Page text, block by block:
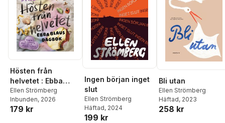
Hösten från
helvetet : Ebba
Blaus dagbok
Ellen Strömberg
Inbunden, 2026
179 kr
Ingen början inget
slut
Ellen Strömberg
Häftad, 2024
199 kr
Bli utan
Ellen Strömberg
Häftad, 2023
258 kr